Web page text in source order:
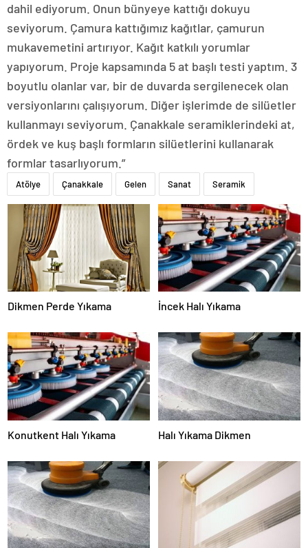
dahil ediyorum. Onun bünyeye kattığı dokuyu
seviyorum. Çamura kattığımız kağıtlar, çamurun
mukavemetini artırıyor. Kağıt katkılı yorumlar
yapıyorum. Proje kapsamında 5 at başlı testi yaptım. 3
boyutlu olanlar var, bir de duvarda sergilenecek olan
versiyonlarını çalışıyorum. Diğer işlerimde de silüetler
kullanmayı seviyorum. Çanakkale seramiklerindeki at,
ördek ve kuş başlı formların silüetlerini kullanarak
formlar tasarlıyorum.”
Atölye Çanakkale Gelen Sanat Seramik
Dikmen Perde Yıkama İncek Halı Yıkama
Konutkent Halı Yıkama Halı Yıkama Dikmen